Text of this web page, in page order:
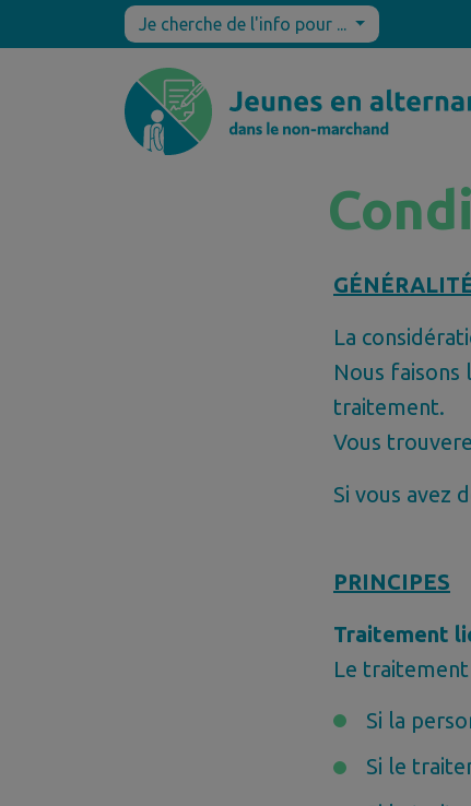
Je cherche de l'info pour ...
La
Nous faisons
traitement.
Vous
Si vous avez
PRINCIPES
Traitement
Le traitement
Si la
Si le